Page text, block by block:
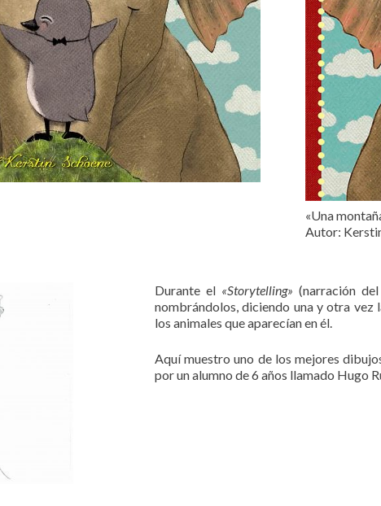
«Una
Autor:
Durante el «Storytelling» (narración
nombrándolos, diciendo una y otra
los animales que aparecían en él.
Aquí muestro uno de los mejores
por un alumno de 6 años llamado Hugo